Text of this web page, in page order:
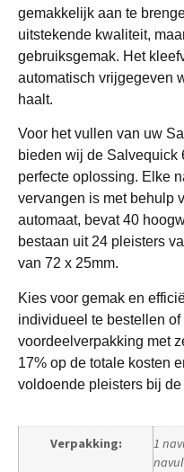
gemakkelijk aan te
uitstekende kwaliteit,
gebruiksgemak. Het
automatisch vrijgegeven
haalt.
Voor het vullen van uw
bieden wij de Salvequick
perfecte oplossing. Elke
vervangen is met behulp
automaat, bevat 40
bestaan uit 24 pleisters
van 72 x 25mm.
Kies voor gemak en
individueel te bestellen
voordeelverpakking met
17% op de totale kosten
voldoende pleisters bij
Verpakking:
1